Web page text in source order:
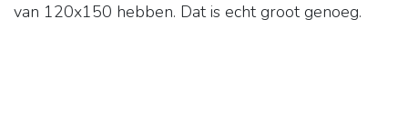
van 120x150 hebben. Dat is echt groot genoeg.